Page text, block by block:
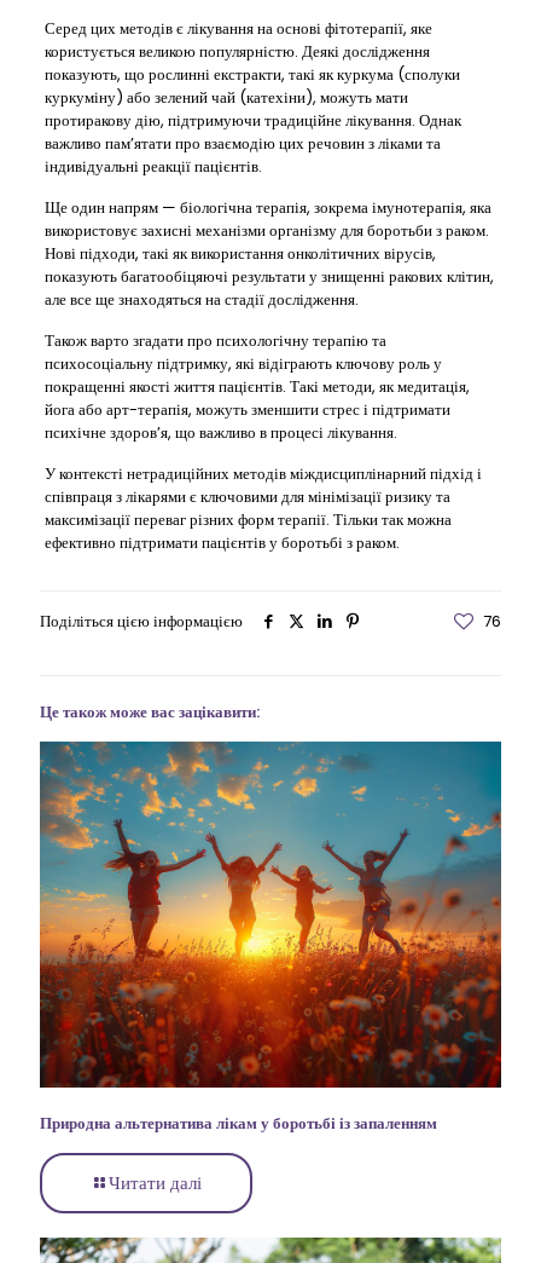
Серед цих методів є лікування на основі фітотерапії, яке
користується великою популярністю. Деякі дослідження
показують, що рослинні екстракти, такі як куркума (сполуки
куркуміну) або зелений чай (катехіни), можуть мати
протиракову дію, підтримуючи традиційне лікування. Однак
важливо пам’ятати про взаємодію цих речовин з ліками та
індивідуальні реакції пацієнтів.
Ще один напрям — біологічна терапія, зокрема імунотерапія, яка
використовує захисні механізми організму для боротьби з раком.
Нові підходи, такі як використання онколітичних вірусів,
показують багатообіцяючі результати у знищенні ракових клітин,
але все ще знаходяться на стадії дослідження.
Також варто згадати про психологічну терапію та
психосоціальну підтримку, які відіграють ключову роль у
покращенні якості життя пацієнтів. Такі методи, як медитація,
йога або арт-терапія, можуть зменшити стрес і підтримати
психічне здоров’я, що важливо в процесі лікування.
У контексті нетрадиційних методів міждисциплінарний підхід і
співпраця з лікарями є ключовими для мінімізації ризику та
максимізації переваг різних форм терапії. Тільки так можна
ефективно підтримати пацієнтів у боротьбі з раком.
Поділіться цією інформацією 76
Це також може вас зацікавити:
Природна альтернатива лікам у боротьбі із запаленням
Читати далі